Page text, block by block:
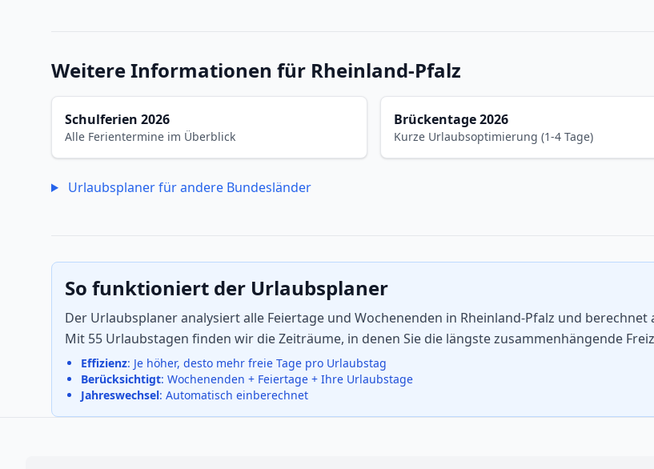
Weitere Informationen für Rheinland-Pfalz
Schulferien 2026
Alle Ferientermine im Überblick
Brückentage 2026
Kurze Urlaubsoptimierung (1-4 Tage)
Urlaubsplaner für andere Bundesländer
So funktioniert der Urlaubsplaner
Der Urlaubsplaner analysiert alle Feiertage und Wochenenden in Rheinland-Pfalz und
Mit 55 Urlaubstagen finden wir die Zeiträume, in denen Sie die längste zusammenhängende
Effizienz: Je höher, desto mehr freie Tage pro Urlaubstag
Berücksichtigt: Wochenenden + Feiertage + Ihre Urlaubstage
Jahreswechsel: Automatisch einberechnet